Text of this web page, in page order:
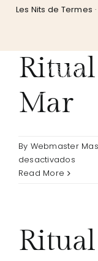
SkipLes Nits de Termes
Mar
By Webmaster
desactivadosen
Read More